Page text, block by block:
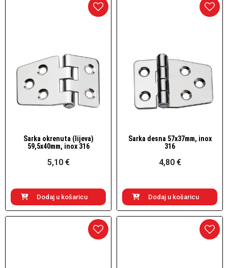
Brzi pogled
Šarka okrenuta (lijeva)
59,5x40mm, inox 316
5,10 €
Dodaj u košaricu
Brzi pogled
Šarka desna 57x37mm, inox
316
4,80 €
Dodaj u košaricu